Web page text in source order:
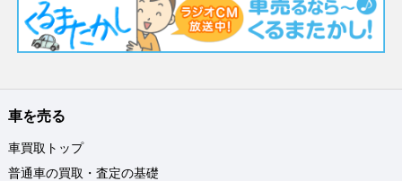
車を売る
車買取トップ
普通車の買取・査定の基礎